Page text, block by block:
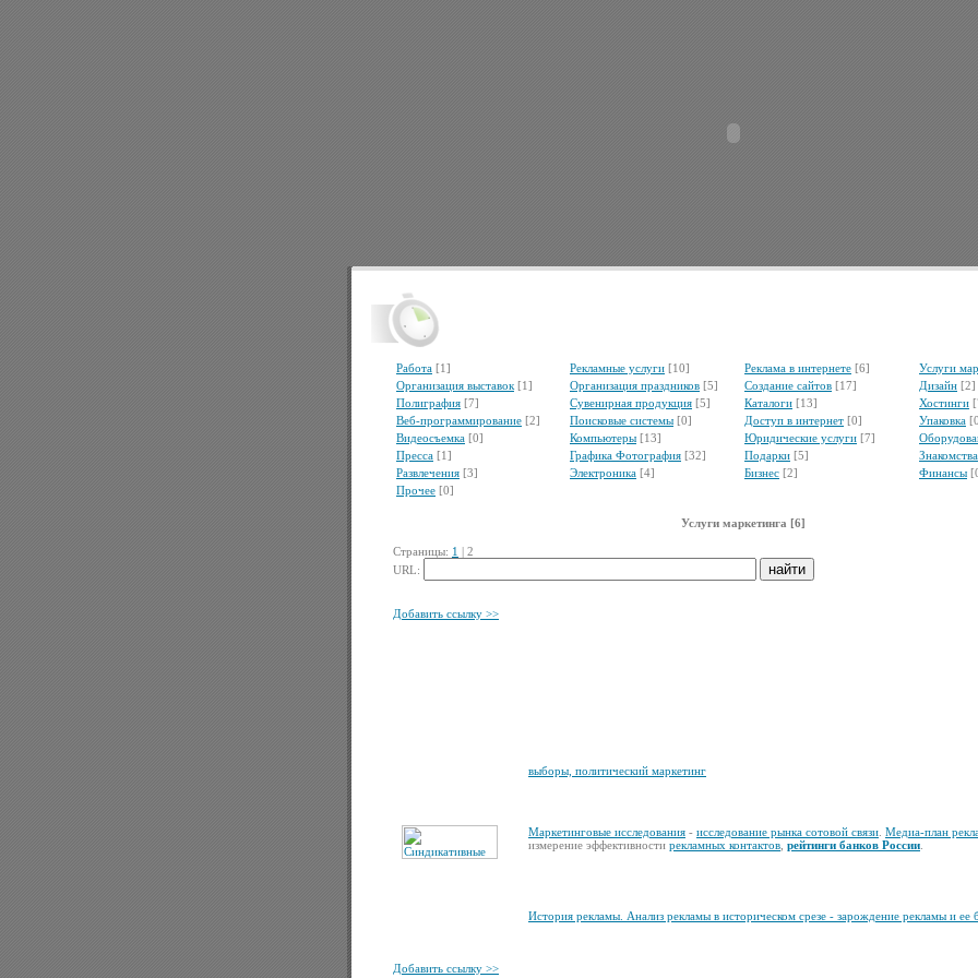
Работа [1] Рекламные услуги [10] Реклама в интернете [6] Услуги
Организация выставок [1] Организация праздников [5] Создание сайтов [17] Дизайн [2]
Полиграфия [7] Сувенирная продукция [5] Каталоги [13] Хостинги
Веб-программирование [2] Поисковые системы [0] Доступ в интернет [0] Упаковка
Видеосъемка [0] Компьютеры [13] Юридические услуги [7]
Пресса [1] Графика Фотография [32] Подарки [5] Знакомства
Развлечения [3] Электроника [4] Бизнес [2] Финансы
Прочее [0]
Услуги маркетинга [6]
Страницы: 1
2
URL:
Добавить ссылку >>
выборы, политический маркетинг
Маркетинговые исследования - исследование рынка сотовой связи Медиа-план
измерение эффективности рекламных контактов рейтинги банков России
История рекламы. Анализ рекламы в историческом срезе - зарождение рекламы и ее
Добавить ссылку >>